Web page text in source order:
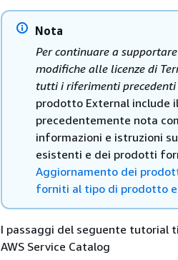
Nota
Per continuare a
modifiche alle licenze di
tutti i riferimenti
prodotto External include
precedentemente nota
informazioni e istruzioni
esistenti e dei prodotti
Aggiornamento dei
forniti al tipo di prodotto
I passaggi del seguente tutorial
AWS Service Catalog